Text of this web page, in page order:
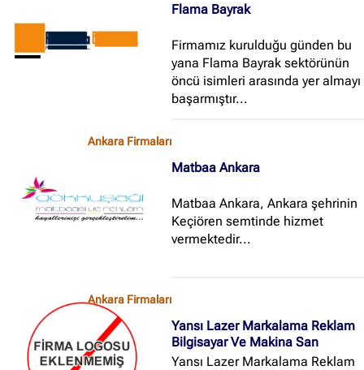
Flama Bayrak
Firmamız kurulduğu günden bu
yana Flama Bayrak sektörünün
öncü isimleri arasında yer almayı
başarmıştır...
Ankara Firmaları
Matbaa Ankara
Matbaa Ankara, Ankara şehrinin
Keçiören semtinde hizmet
vermektedir...
Ankara Firmaları
Yansı Lazer Markalama Reklam
Bilgisayar Ve Makina San
Yansı Lazer Markalama Reklam